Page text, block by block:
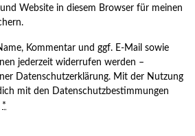
Website in diesem Browser für meinen
Kommentar und ggf. E-Mail sowie
jederzeit widerrufen werden –
Datenschutzerklärung. Mit der Nutzung
mit den Datenschutzbestimmungen
*